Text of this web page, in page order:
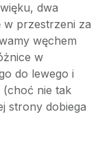
dwa
w przestrzeni za
węchem
w
do lewego i
nie tak
strony dobiega